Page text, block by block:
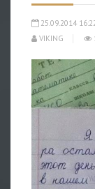
25.09.2014
VIKING